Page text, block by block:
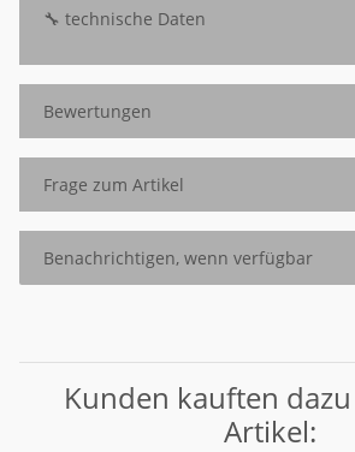
🔧 technische Daten
Bewertungen
Frage zum Artikel
Benachrichtigen, wenn verfügbar
Kunden kauften
Artikel: